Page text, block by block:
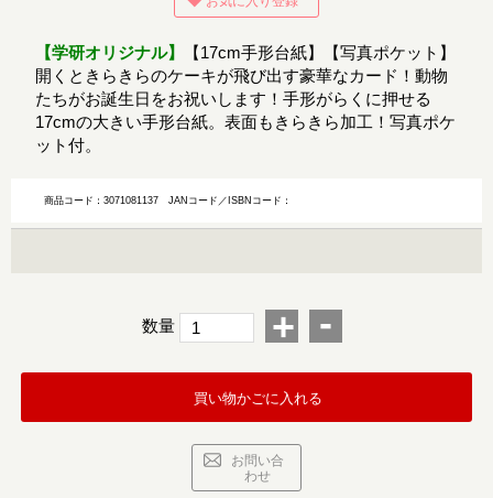
【学研オリジナル】
【17cm手形台紙】【写真ポケット】
開くときらきらのケーキが飛び出す豪華なカード！動物
たちがお誕生日をお祝いします！手形がらくに押せる
17cmの大きい手形台紙。表面もきらきら加工！写真ポケ
ット付。
商品コード：3071081137JANコード／ISBNコード：
数量 + -
買い物かごに入れる
お問い合
わせ